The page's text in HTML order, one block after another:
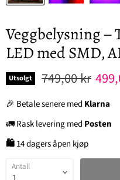
Veggbelysning –
LED med SMD,
Utsolgt Original pris
749,00 kr
🎉 Betale senere medKlarna
🚛 Rask levering medPosten
🛍14 dagers åpen kjøp
Antall